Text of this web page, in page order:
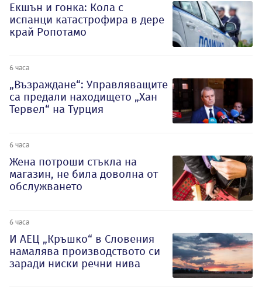
Екшън и гонка: Кола с
испанци катастрофира в дере
край Ропотамо
6 часа
„Възраждане“: Управляващите
са предали находището „Хан
Тервел“ на Турция
6 часа
Жена потроши стъкла на
магазин, не била доволна от
обслужването
6 часа
И АЕЦ „Кръшко“ в Словения
намалява производството си
заради ниски речни нива